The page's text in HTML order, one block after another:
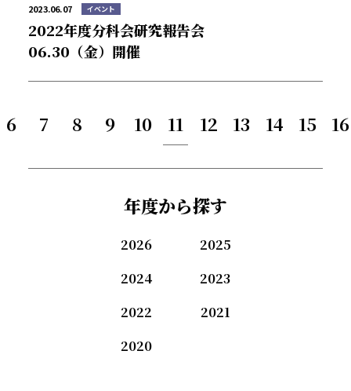
入会案内
2023.06.07 イベント
2022年度分科会研究報告会
06.30（金）開催
6 7 8 9 10 11 12 13 14 15 16
年度から探す
2026
2025
2024
2023
2022
2021
2020